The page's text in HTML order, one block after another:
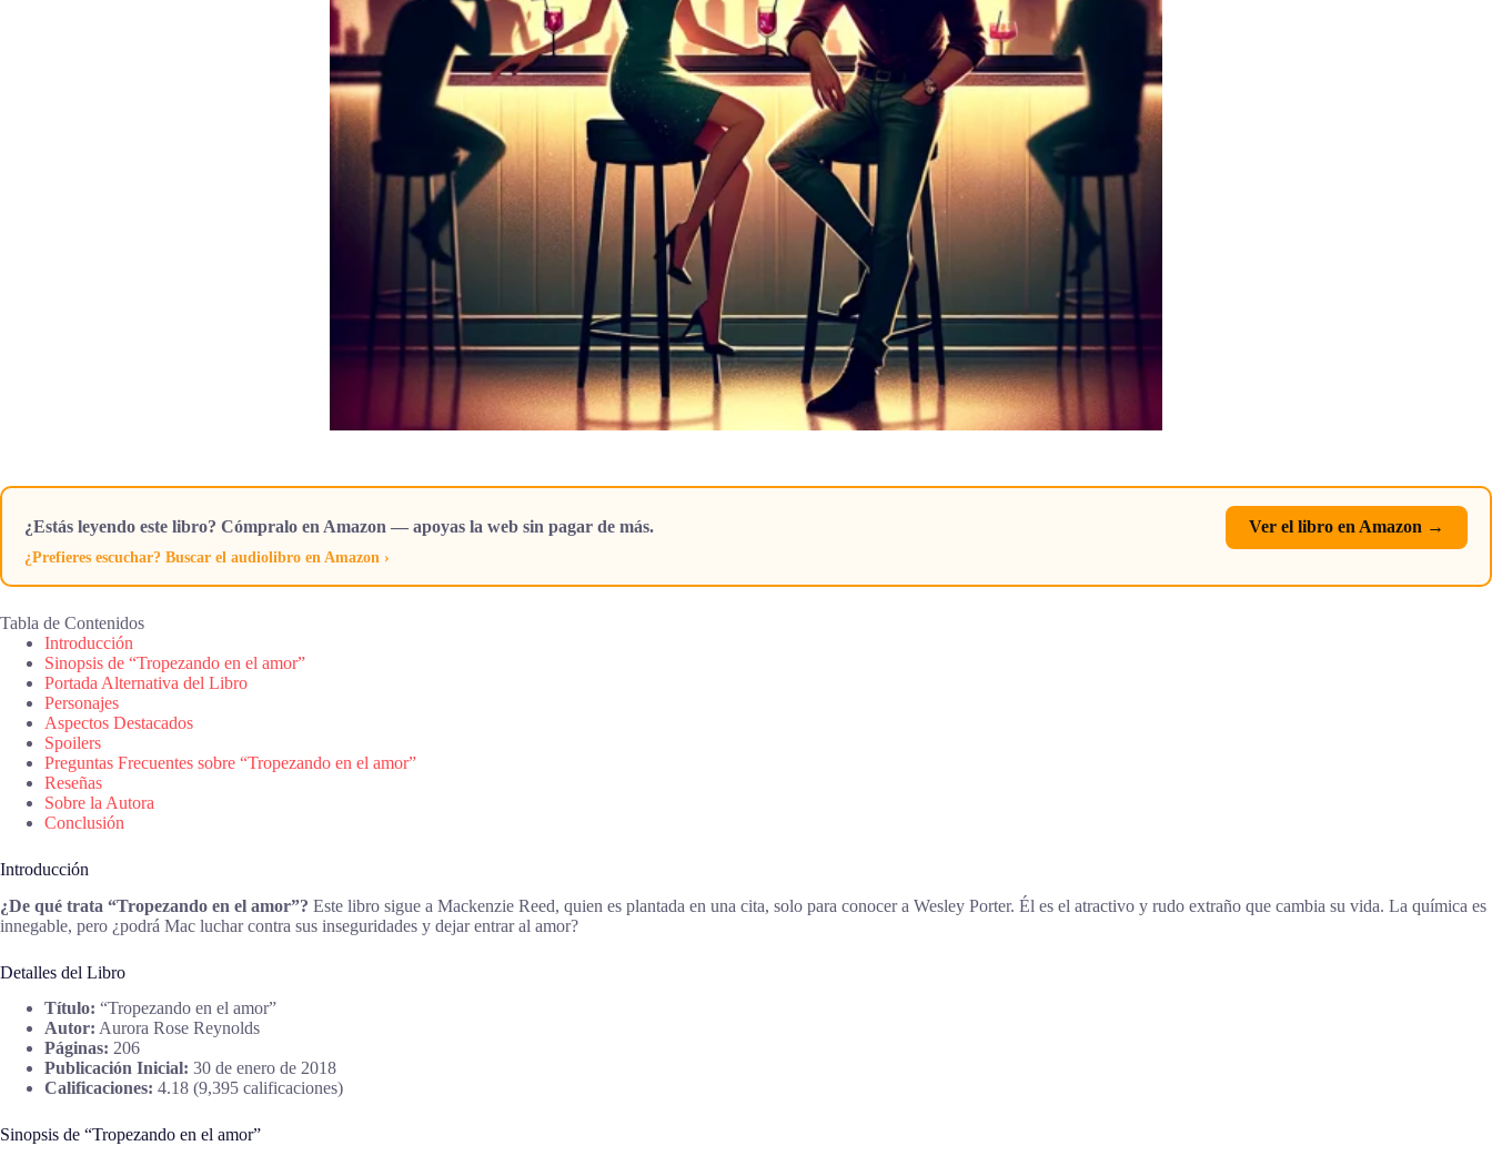
¿Estás leyendo este libro? Cómpralo en Amazon — apoyas la web sin pagar de más. Ver el libro en Amazon →
¿Prefieres escuchar? Buscar el audiolibro en Amazon ›
Tabla de Contenidos
Introducción
Sinopsis de “Tropezando en el amor”
Portada Alternativa del Libro
Personajes
Aspectos Destacados
Spoilers
Preguntas Frecuentes sobre “Tropezando en el amor”
Reseñas
Sobre la Autora
Conclusión
Introducción
¿De qué trata “Tropezando en el amor”? Este libro sigue a Mackenzie Reed, quien es plantada en una cita, solo para conocer a Wesley Porter. Él es el atractivo y rudo extraño que cambia su vida. La química es
innegable, pero ¿podrá Mac luchar contra sus inseguridades y dejar entrar al amor?
Detalles del Libro
Título: “Tropezando en el amor”
Autor: Aurora Rose Reynolds
Páginas: 206
Publicación Inicial: 30 de enero de 2018
Calificaciones: 4.18 (9,395 calificaciones)
Sinopsis de “Tropezando en el amor”